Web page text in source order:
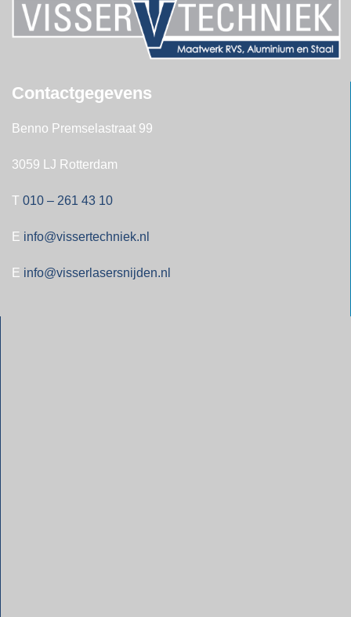
Contactgegevens
Benno Premselastraat 99
3059 LJ Rotterdam
T 010 – 261 43 10
E info@vissertechniek.nl
E info@visserlasersnijden.nl